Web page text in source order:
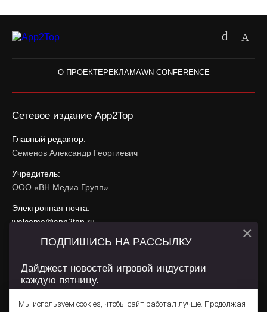
О ПРОЕКТЕ РЕКЛАМАWN CONFERENCE
Сетевое издание App2Top
Главный редактор:
Семенов Александр Георгиевич
Учредитель:
ООО «ВН Медиа Групп»
Электронная почта:
welcome@app2top.ru
При использовании материалов активная ссылка на
Сайт использует IP адреса, cookie, данные геолокации
использования содержатся вПолитике конфиденциальностии
Мы используем cookies, чтобы сайт работал лучше. Продолжая
ПОДПИШИСЬ НА РАССЫЛКУ
Дайджест новостей игровой индустрии
каждую пятницу.
×